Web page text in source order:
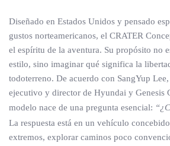
Diseñado en Estados Unidos y pensado
gustos norteamericanos, el CRATER
el espíritu de la aventura. Su propósito no
estilo, sino imaginar qué significa la
todoterreno. De acuerdo con SangYup
ejecutivo y director de Hyundai y Genesis
modelo nace de una pregunta esencial:
La respuesta está en un vehículo
extremos, explorar caminos poco